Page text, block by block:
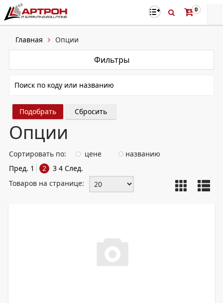
0
Главная Опции
Фильтры
Сбросить
Опции
Сортировать по: цене
названию
Пред. 1 2 3 4 След.
Товаров на странице: